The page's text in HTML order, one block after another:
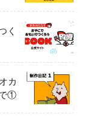
く
カ
①